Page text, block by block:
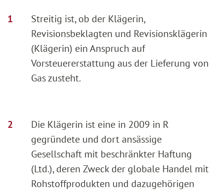
Streitig ist, ob der Klägerin,
Revisionsbeklagten und Revisionsklägerin
(Klägerin) ein Anspruch auf
Vorsteuererstattung aus der Lieferung von
Gas zusteht.
Die Klägerin ist eine in 2009 in R
gegründete und dort ansässige
Gesellschaft mit beschränkter Haftung
(Ltd.), deren Zweck der globale Handel mit
Rohstoffprodukten und dazugehörigen